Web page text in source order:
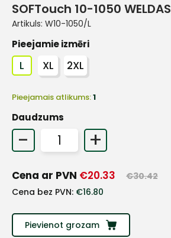
SOFTouch 10-1050 WELDAS
Artikuls: W10-1050/L
Pieejamie izmēri
L XL 2XL
Pieejamais atlikums:1
Daudzums
- +
Cena ar PVN €20.33 €30.42
Cena bez PVN: €16.80
Pievienot grozam
+